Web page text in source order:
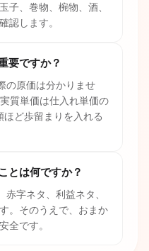
子、巻物、椀物、酒、
認します。
要ですか？
の原価は分かりませ
質単価は仕入れ単価の
ど歩留まりを入れる
とは何ですか？
赤字ネタ、利益ネタ、
。そのうえで、おまか
全です。